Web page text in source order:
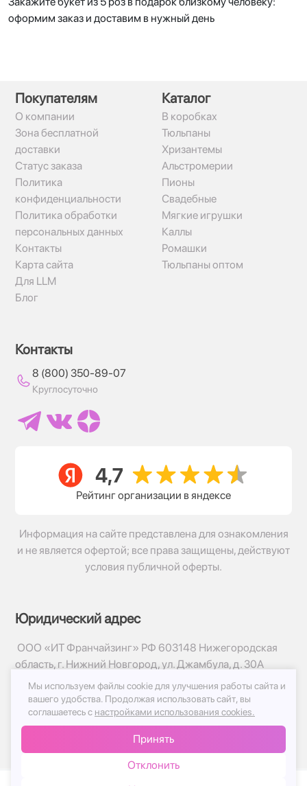
оформим заказ и доставим в нужный день
Покупателям
О компании
Зона бесплатной
доставки
Статус заказа
Политика
конфиденциальности
Политика обработки
персональных данных
Контакты
Карта сайта
Для LLM
Блог
Каталог
В коробках
Тюльпаны
Хризантемы
Альстромерии
Пионы
Свадебные
Мягкие игрушки
Каллы
Ромашки
Тюльпаны оптом
Контакты
8 (800) 350-89-07
Круглосуточно
Рейтинг организации в яндексе
Информация на сайте представлена для ознакомления
и не является офертой; все права защищены, действуют
условия публичной оферты.
Юридический адрес
ООО «ИТ Франчайзинг» РФ 603148 Нижегородская
область, г. Нижний Новгород, ул. Джамбула, д. 30А
© 2017-2026г, База Цветов 24.ру
Политика конфиденциальности
Публичная оферта
Мы используем файлы cookie для улучшения работы сайта и
вашего удобства. Продолжая использовать сайт, вы
соглашаетесь с настройками использования cookies.
Принять
Отклонить